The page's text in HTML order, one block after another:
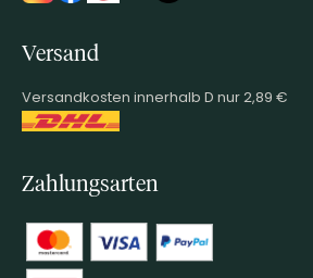
Versand
Versandkosten innerhalb D nur 2,89 €
Zahlungsarten